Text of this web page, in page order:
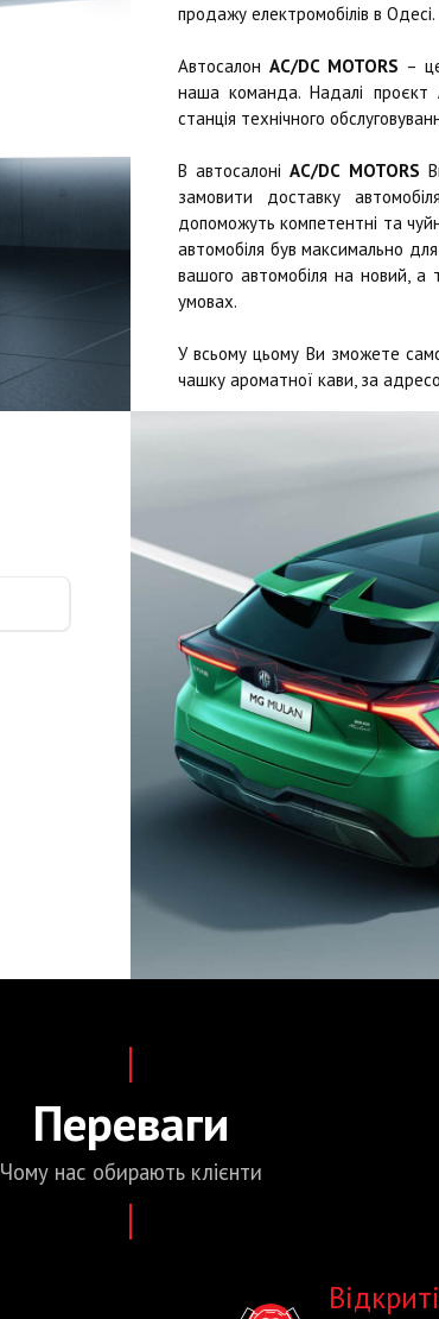
продажу електромобілів в Одесі.
Автосалон AC/DC MOTORS –
наша команда. Надалі проєкт
станція технічного
В автосалоніAC/DC MOTORS
замовити доставку
допоможуть компетентні та
автомобіля був максимально
вашого автомобіля на новий, а
умовах.
У всьому цьому Ви зможете
чашку ароматної кави, за
Переваги
Чому нас обираютьклієнти